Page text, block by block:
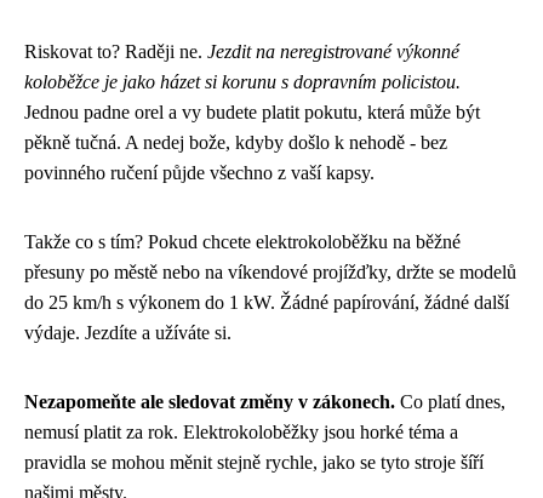
Riskovat to? Raději ne. Jezdit na neregistrované výkonné
koloběžce je jako házet si korunu s dopravním policistou.
Jednou padne orel a vy budete platit pokutu, která může být
pěkně tučná. A nedej bože, kdyby došlo k nehodě - bez
povinného ručení půjde všechno z vaší kapsy.
Takže co s tím? Pokud chcete elektrokoloběžku na běžné
přesuny po městě nebo na víkendové projížďky, držte se modelů
do 25 km/h s výkonem do 1 kW. Žádné papírování, žádné další
výdaje. Jezdíte a užíváte si.
Nezapomeňte ale sledovat změny v zákonech. Co platí dnes,
nemusí platit za rok. Elektrokoloběžky jsou horké téma a
pravidla se mohou měnit stejně rychle, jako se tyto stroje šíří
našimi městy.